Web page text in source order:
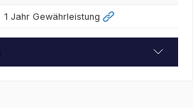
1 Jahr Gewährleistung